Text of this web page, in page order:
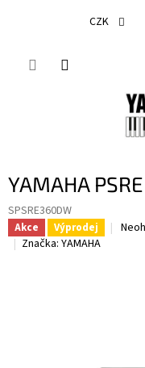
CZK
YAMAHA
SPSRE360DW
Akce Výprodej
Značka: YAMAHA